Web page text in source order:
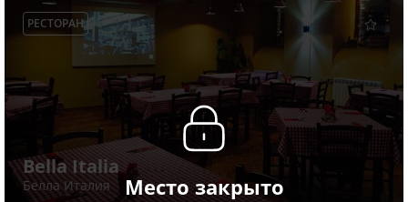
Место закрыто
РЕСТОРАН
Bella Italia
Белла Италия